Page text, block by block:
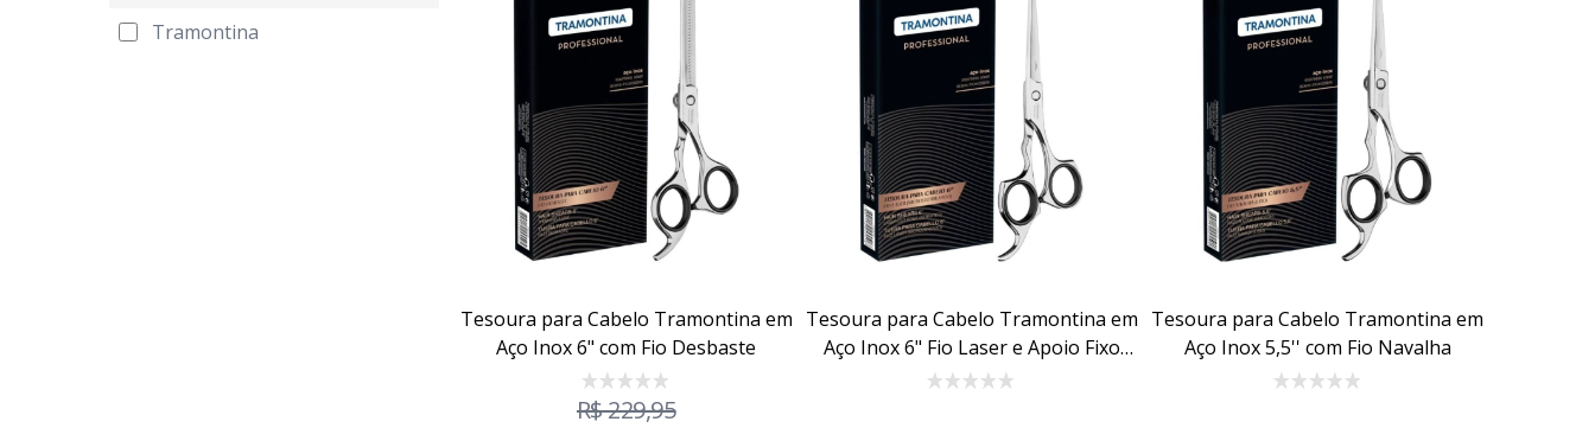
Tramontina
Tesoura para Cabelo Tramontina em
Aço Inox 6" com Fio Desbaste
R$ 229,95
Tesoura para Cabelo Tramontina em
Aço Inox 6" Fio Laser e Apoio Fixo
para Dedo
Tesoura para Cabelo Tramontina em
Aço Inox 5,5'' com Fio Navalha